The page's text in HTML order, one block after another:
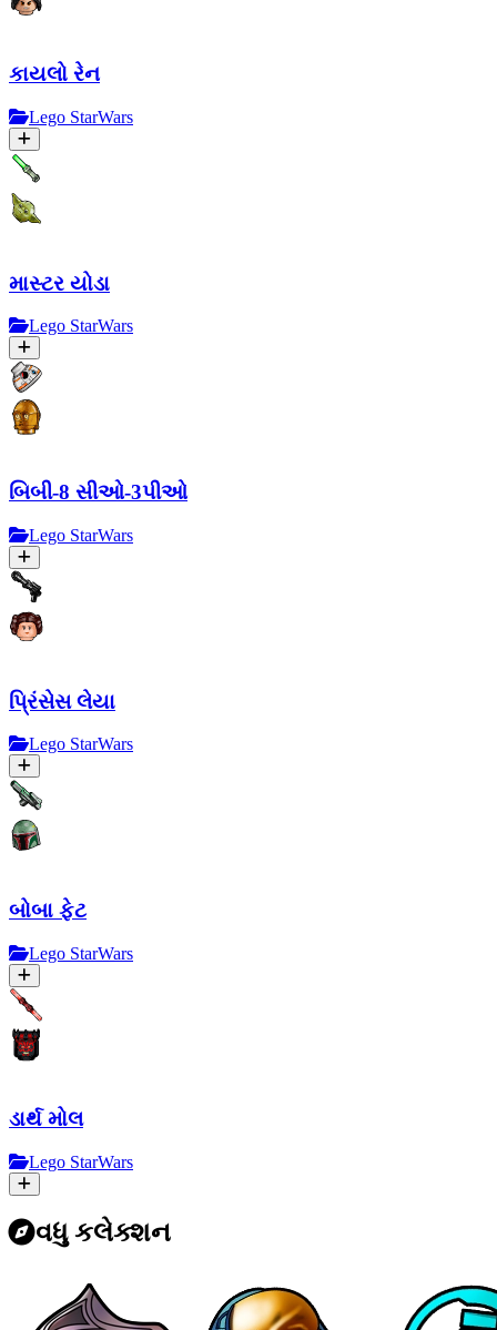
કાયલો રેન
Lego StarWars
માસ્ટર યોડા
Lego StarWars
બિબી-8 સીઓ-3પીઓ
Lego StarWars
પ્રિંસેસ લેયા
Lego StarWars
બોબા ફેટ
Lego StarWars
ડાર્થ મોલ
Lego StarWars
વધુ કલેક્શન